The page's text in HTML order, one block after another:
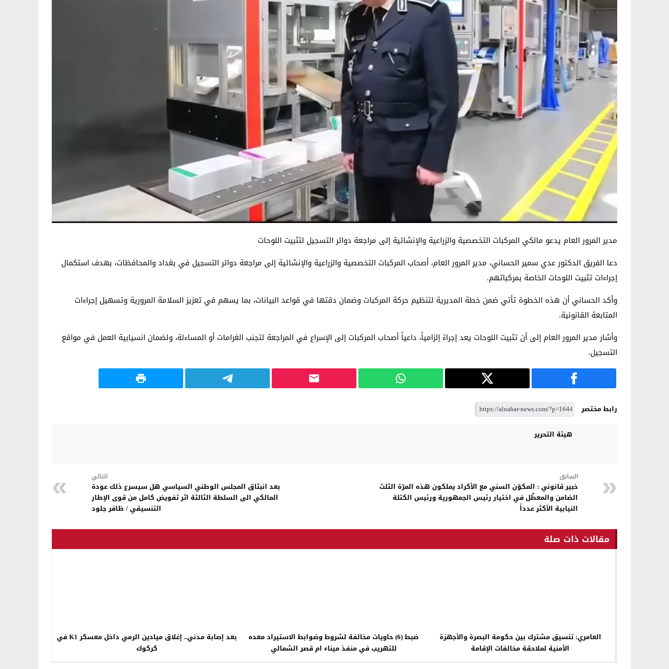
مدير المرور العام يدعو مالكي المركبات التخصصية والزراعية والإنشائية إلى مراجعة دوائر التسجيل لتثبيت اللوحات
دعا الفريق الدكتور عدي سمير الحساني، مدير المرور العام، أصحاب المركبات التخصصية والزراعية والإنشائية إلى مراجعة دوائر التسجيل في بغداد والمحافظات، بهدف استكمال
إجراءات تثبيت اللوحات الخاصة بمركباتهم.
وأكد الحساني أن هذه الخطوة تأتي ضمن خطة المديرية لتنظيم حركة المركبات وضمان دقتها في قواعد البيانات، بما يسهم في تعزيز السلامة المرورية وتسهيل إجراءات
المتابعة القانونية.
وأشار مدير المرور العام إلى أن تثبيت اللوحات يعد إجراءً إلزامياً، داعياً أصحاب المركبات إلى الإسراع في المراجعة لتجنب الغرامات أو المساءلة، ولضمان انسيابية العمل في مواقع
التسجيل.
رابط مختصر
هيئة التحرير
السابق
خبير قانوني : المكوّن السني مع الأكراد يملكون هذه المرّة الثلث
الضامن والمعطِّل في اختيار رئيس الجمهورية ورئيس الكتلة
النيابية الأكثر عدداً
التالي
بعد انبثاق المجلس الوطني السياسي هل سيسرع ذلك عودة
المالكي الى السلطة الثالثة اثر تفويض كامل من قوى الإطار
التنسيقي / ظافر جلود
مقالات ذات صلة
العامري: تنسيق مشترك بين حكومة البصرة والأجهزة
الأمنية لملاحقة مخالفات الإقامة
ضبط (6) حاويات مخالفة لشروط وضوابط الاستيراد معده
للتهريب في منفذ ميناء ام قصر الشمالي
بعد إصابة مدني.. إغلاق ميادين الرمي داخل معسكر K1 في
كركوك